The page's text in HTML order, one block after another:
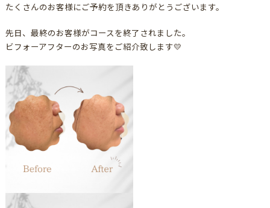
たくさんのお客様にご予約を頂きありがとうございます。
先日、最終のお客様がコースを終了されました。
ビフォーアフターのお写真をご紹介致します💛